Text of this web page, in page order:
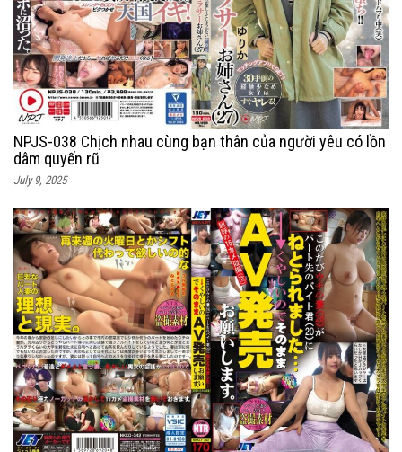
NPJS-038 Chịch nhau cùng bạn thân của người yêu có lồn
dâm quyến rũ
July 9, 2025